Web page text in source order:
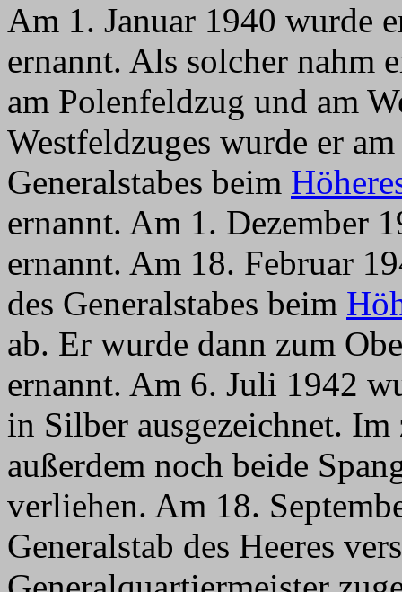
Am 1. Januar 1940 wurde
ernannt. Als solcher nahm
am Polenfeldzug und am
Westfeldzuges wurde er
Generalstabes beim
ernannt. Am 1. Dezember
ernannt. Am 18. Februar
des Generalstabes beim
ab. Er wurde dann zum
ernannt. Am 6. Juli 1942
in Silber ausgezeichnet.
außerdem noch beide
verliehen. Am 18.
Generalstab des Heeres